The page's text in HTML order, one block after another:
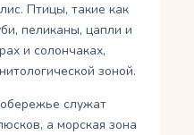
Птицы, такие как
пеликаны, цапли и
и солончаках,
зоной.
служат
а морская зона